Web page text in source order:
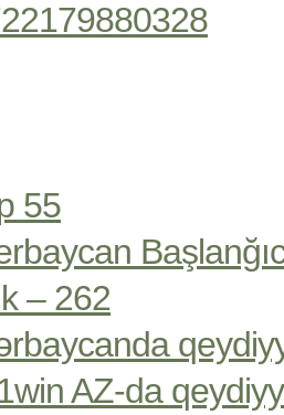
55
– 262
AZ-da